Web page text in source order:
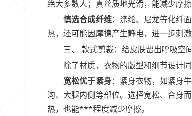
绝大多数人；真丝质地光滑，能减少摩
慎选合成纤维：涤纶、尼龙等化纤
热，还可能因摩擦产生静电，进一步刺
三、 款式剪裁：给皮肤留出呼吸空
除了材质，衣物的版型和细节设计同
宽松优于紧身：紧身衣物，如紧身
沟、大腿内侧等部位。选择宽松、合身
热，也能***程度减少摩擦。